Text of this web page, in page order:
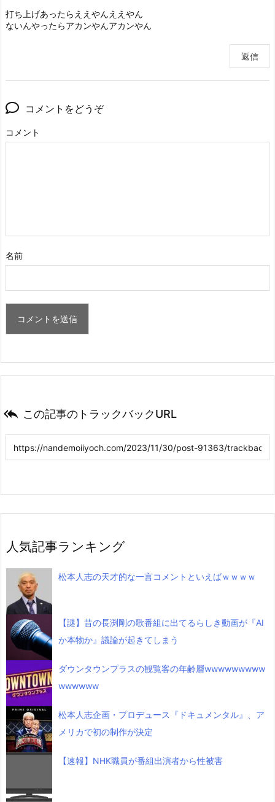
打ち上げあったらええやんええやん
ないんやったらアカンやんアカンやん
返信
コメントをどうぞ
コメント
名前
 この記事のトラックバックURL
人気記事ランキング
松本人志の天才的な一言コメントといえばｗｗｗｗ
【謎】昔の長渕剛の歌番組に出てるらしき動画が『AI
か本物か』議論が起きてしまう
ダウンタウンプラスの観覧客の年齢層wwwwwwwww
wwwwww
松本人志企画・プロデュース『ドキュメンタル』、ア
メリカで初の制作が決定
【速報】NHK職員が番組出演者から性被害